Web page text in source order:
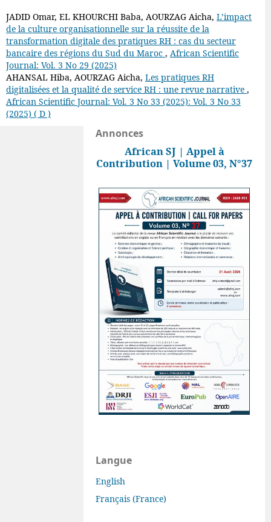
JADID Omar, EL KHOURCHI Baba, AOURZAG Aicha, L’impact
de la culture organisationnelle sur la réussite de la
transformation digitale des pratiques RH : cas du secteur
bancaire des régions du Sud du Maroc , African Scientific
Journal: Vol. 3 No 29 (2025)
AHANSAL Hiba, AOURZAG Aicha, Les pratiques RH
digitalisées et la qualité de service RH : une revue narrative ,
African Scientific Journal: Vol. 3 No 33 (2025): Vol. 3 No 33
(2025) ( D )
Annonces
African SJ | Appel à
Contribution | Volume 03, N°37
Langue
English
Français (France)